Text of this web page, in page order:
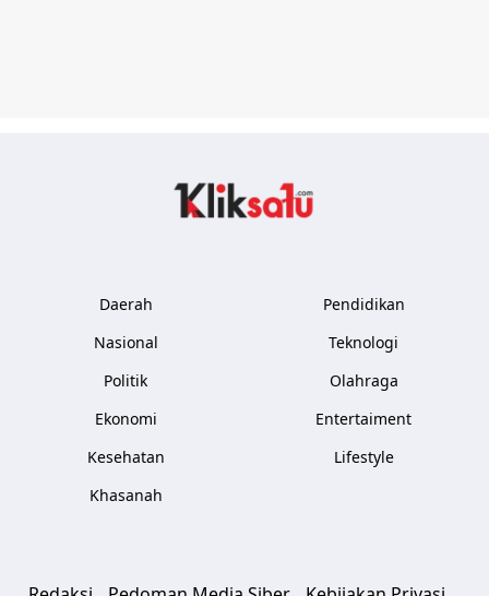
Daerah
Nasional
Politik
Ekonomi
Kesehatan
Khasanah
Pendidikan
Teknologi
Olahraga
Entertaiment
Lifestyle